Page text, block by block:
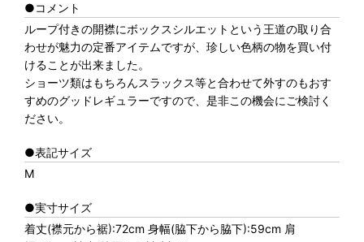
●コメント
ループ付きの開襟にボックスシルエットという王道の取り合
わせが魅力の定番アイテムですが、珍しい色柄の物を買い付
けることが出来ました。
ショーツ類はもちろんスラックス等と合わせて外すのもおす
すめのグッドレギュラーですので、是非この機会にご検討く
ださい。
●表記サイズ
M
●実寸サイズ
着丈(襟元から裾):72cm 身幅(脇下から脇下):59cm 肩